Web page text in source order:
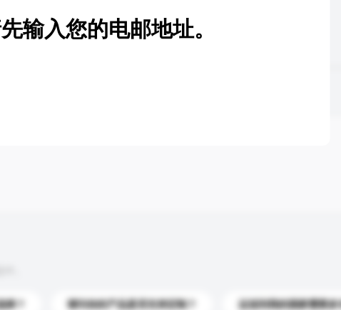
？ 请问你的产品是否支持定制？ 运送到我的国家需要多
输入您的电邮地址。